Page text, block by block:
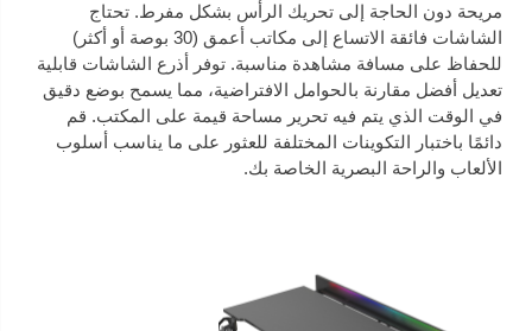
مريحة دون الحاجة إلى تحريك الرأس بشكل مفرط. تحتاج
الشاشات فائقة الاتساع إلى مكاتب أعمق (30 بوصة أو أكثر)
للحفاظ على مسافة مشاهدة مناسبة. توفر أذرع الشاشات قابلية
تعديل أفضل مقارنة بالحوامل الافتراضية، مما يسمح بوضع دقيق
في الوقت الذي يتم فيه تحرير مساحة قيمة على المكتب. قم
دائمًا باختبار التكوينات المختلفة للعثور على ما يناسب أسلوب
الألعاب والراحة البصرية الخاصة بك.